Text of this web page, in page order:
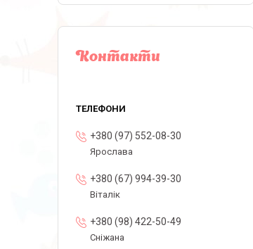
Контакти
+380 (97) 552-08-30
Ярослава
+380 (67) 994-39-30
Віталік
+380 (98) 422-50-49
Сніжана